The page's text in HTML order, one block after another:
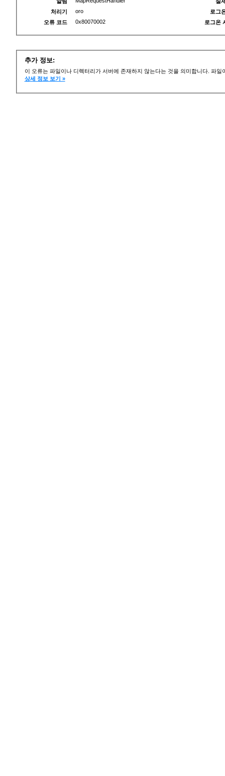
처리기
oro
오류 코드
0x80070002
로그
로그온
추가 정보:
이 오류는 파일이나 디렉터리가 서버에 존재하지 않는다는 것을 의미합니다. 파
상세 정보 보기 »